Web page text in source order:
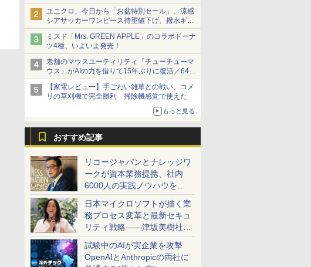
1,500円から受付
ユニクロ、今日から「お盆特別セール」。涼感
シアサッカーワンピース待望値下げ、撥水ギア
ショーツは1990円に
ミスド「Mrs. GREEN APPLE」のコラボドーナ
ツ4種、いよいよ発売！
老舗のマウスユーティリティ「チューチューマ
ウス」がAIの力を借りて15年ぶりに復活／64bit
化、Windows 10/11、「Chrome」も走り回
る。復活記念で2026年末まで500円
【家電レビュー】手ごわい雑草との戦い、コメ
リの草刈機で完全勝利 掃除機感覚で使えた
もっと見る
おすすめ記事
リコージャパンとナレッジワ
ークが資本業務提携、社内
6000人の実践ノウハウを生
かした「AI商談記録 for
RICOH」を展開へ
日本マイクロソフトが描く業
務プロセス変革と最新セキュ
リティ戦略――津坂美樹社長
が2027年度戦略を説明
試験中のAIが実企業を攻撃
OpenAIとAnthropicの両社に